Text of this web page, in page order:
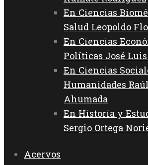
En Ciencias
Salud Leopoldo
En Ciencias
Políticas José Luis
En Ciencias
Humanidades
Ahumada
En Historia y
Sergio Ortega
Acervos